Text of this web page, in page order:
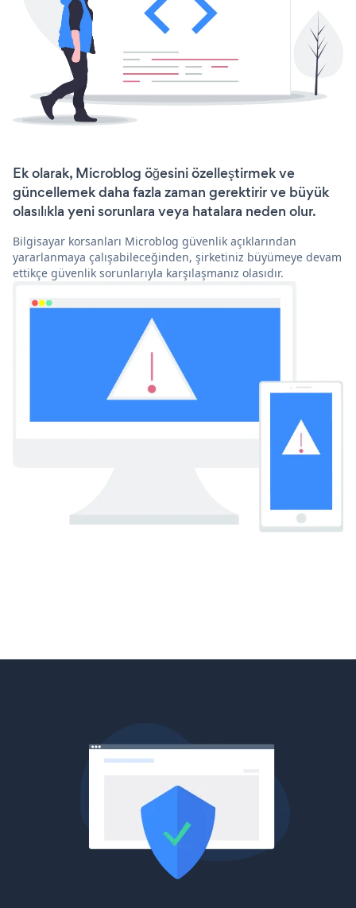
Ek olarak, Microblog öğesini özelleştirmek ve
güncellemek daha fazla zaman gerektirir ve büyük
olasılıkla yeni sorunlara veya hatalara neden olur.
Bilgisayar korsanları Microblog güvenlik açıklarından
yararlanmaya çalışabileceğinden, şirketiniz büyümeye devam
ettikçe güvenlik sorunlarıyla karşılaşmanız olasıdır.